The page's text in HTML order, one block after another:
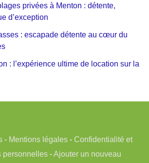
privées à Menton : détente,
d’exception
: escapade détente au cœur du
: l’expérience ultime de location sur la
- Mentions légales- Confidentialité et
personnelles -Ajouter un nouveau